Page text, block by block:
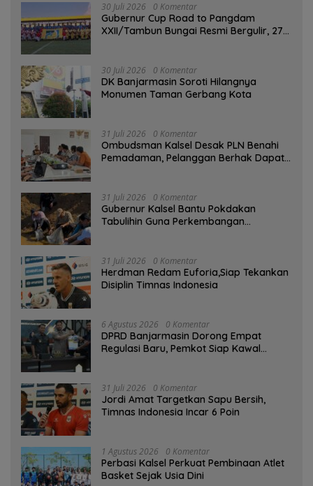
30 Juli 2026 0 Komentar
Gubernur Cup Road to Pangdam
XXII/Tambun Bungai Resmi Bergulir, 27
30 Juli 2026 0 Komentar
DK Banjarmasin Soroti Hilangnya
Monumen Taman Gerbang Kota
31 Juli 2026 0 Komentar
Ombudsman Kalsel Desak PLN Benahi
Pemadaman, Pelanggan Berhak Dapat
31 Juli 2026 0 Komentar
Gubernur Kalsel Bantu Pokdakan
Tabulihin Guna Perkembangan
31 Juli 2026 0 Komentar
Herdman Redam Euforia,Siap Tekankan
Disiplin Timnas Indonesia
6 Agustus 2026 0 Komentar
DPRD Banjarmasin Dorong Empat
Regulasi Baru, Pemkot Siap Kawal
31 Juli 2026 0 Komentar
Jordi Amat Targetkan Sapu Bersih,
Timnas Indonesia Incar 6 Poin
1 Agustus 2026 0 Komentar
Perbasi Kalsel Perkuat Pembinaan Atlet
Basket Sejak Usia Dini